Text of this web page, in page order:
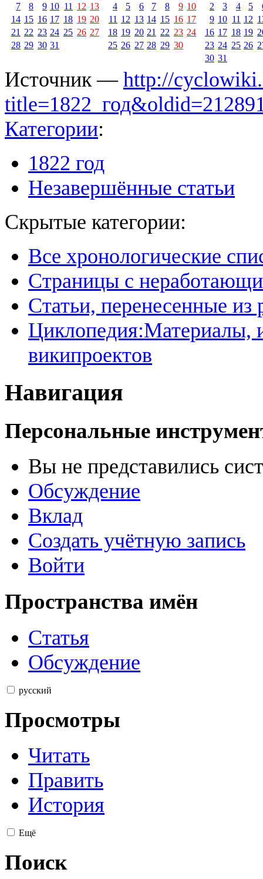
7
8 9 10 11 12 13
14 15 16 17 18 19 20
21 22 23 24 25 26 27
28 29 30 31
4
5 6 7 8 9 10
11 12 13 14 15 16 17
18 19 20 21 22 23 24
25 26 27 28 29 30
2 3 4 5
9 10 11 12
16 17 18 19
23 24 25 26
30 31
Источник — http://
Категории:
1822 год
Незавершённые статьи
Скрытые категории:
Все хронологические
Страницы с
Статьи, перенесенные из
Циклопедия:Материалы,
википроектов
Навигация
Персональные
Вы не представились
Обсуждение
Вклад
Создать учётную запись
Войти
Пространства имён
Статья
Обсуждение
русский
Просмотры
Читать
Править
История
Ещё
Поиск